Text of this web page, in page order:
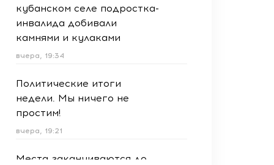
кубанском селе подростка-
инвалида добивали
камнями и кулаками
вчера, 19:34
Политические итоги
недели. Мы ничего не
простим!
вчера, 19:21
Места заканчиваются до